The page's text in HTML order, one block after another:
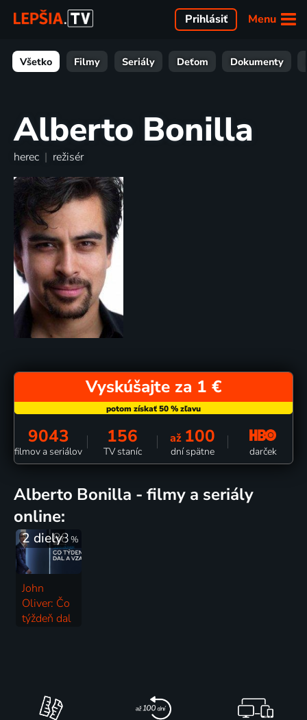
Menu
Prihlásiť
Všetko Filmy Seriály Deťom Dokumenty
Alberto Bonilla
herec | režisér
Vyskúšajte za 1 €
9043
filmov a seriálov
156
TV staníc
až 100
dní spätne darček
Alberto Bonilla - filmy a seriály
online:
88%
2 diely
John
Oliver: Čo
týždeň dal